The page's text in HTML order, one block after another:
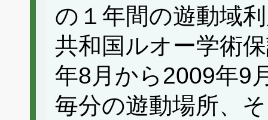
の１年間の遊動域
共和国ルオー学術
年8月から2009年9
毎分の遊動場所、